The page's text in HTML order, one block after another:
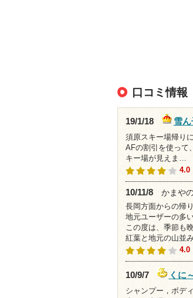
口コミ情報
19/1/18
雪ん
須原スキー場帰り
AFの割引を使って
キー場が見えま…
4.0
10/11/8 かまや
長岡方面からの帰
地元ユーザーの多
この度は、季節も
紅葉と地元の山並
4.0
10/9/7
くに
シャンプー，ボデ